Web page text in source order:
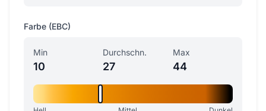
Farbe (EBC)
Min
10
Durchschn.
27
Max
44